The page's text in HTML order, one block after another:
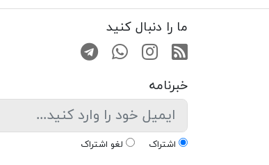
ما را دنبال کنید
RSS صفحه اینستاگرام
تماس با واتس اپ
کانال تلگرام
خبرنامه
اشتراک لغو اشتراک